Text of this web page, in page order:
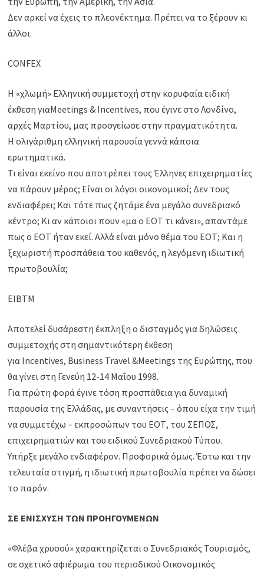
Δεν αρκεί να έχεις το πλεονέκτημα. Πρέπει να το ξέρουν κι
άλλοι.
CONFEX
Η «χλωμή» Ελληνική συμμετοχή στην κορυφαία ειδική
έκθεση γιαMeetings & Incentives, που έγινε στο Λονδίνο,
αρχές Μαρτίου, μας προσγείωσε στην πραγματικότητα.
Η ολιγάριθμη ελληνική παρουσία γεννά κάποια
ερωτηματικά.
Τι είναι εκείνο που αποτρέπει τους Έλληνες επιχειρηματίες
να πάρουν μέρος; Είναι οι λόγοι οικονομικοί; Δεν τους
ενδιαφέρει; Και τότε πως ζητάμε ένα μεγάλο συνεδριακό
κέντρο; Κι αν κάποιοι πουν «μα ο ΕΟΤ τι κάνει», απαντάμε
πως ο ΕΟΤ ήταν εκεί. Αλλά είναι μόνο θέμα του ΕΟΤ; Και η
ξεχωριστή προσπάθεια του καθενός, η λεγόμενη ιδιωτική
πρωτοβουλία;
EIBTM
Αποτελεί δυσάρεστη έκπληξη ο δισταγμός για δηλώσεις
συμμετοχής στη σημαντικότερη έκθεση
για Incentives, Business Travel &Meetings της Ευρώπης, που
θα γίνει στη Γενεύη 12-14 Μαΐου 1998.
Για πρώτη φορά έγινε τόση προσπάθεια για δυναμική
παρουσία της Ελλάδας, με συναντήσεις – όπου είχα την τιμή
να συμμετέχω – εκπροσώπων του ΕΟΤ, του ΣΕΠΟΣ,
επιχειρηματιών και του ειδικού Συνεδριακού Τύπου.
Υπήρξε μεγάλο ενδιαφέρον. Προφορικά όμως. Έστω και την
τελευταία στιγμή, η ιδιωτική πρωτοβουλία πρέπει να δώσει
το παρόν.
ΣΕ ΕΝΙΣΧΥΣΗ ΤΩΝ ΠΡΟΗΓΟΥΜΕΝΩΝ
«Φλέβα χρυσού» χαρακτηρίζεται ο Συνεδριακός Τουρισμός,
σε σχετικό αφιέρωμα του περιοδικού Οικονομικός